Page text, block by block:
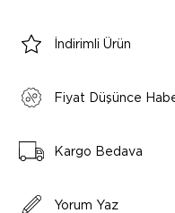
İndirimli Ürün
Fiyat Düşünce
Kargo Bedava
Yorum Yaz